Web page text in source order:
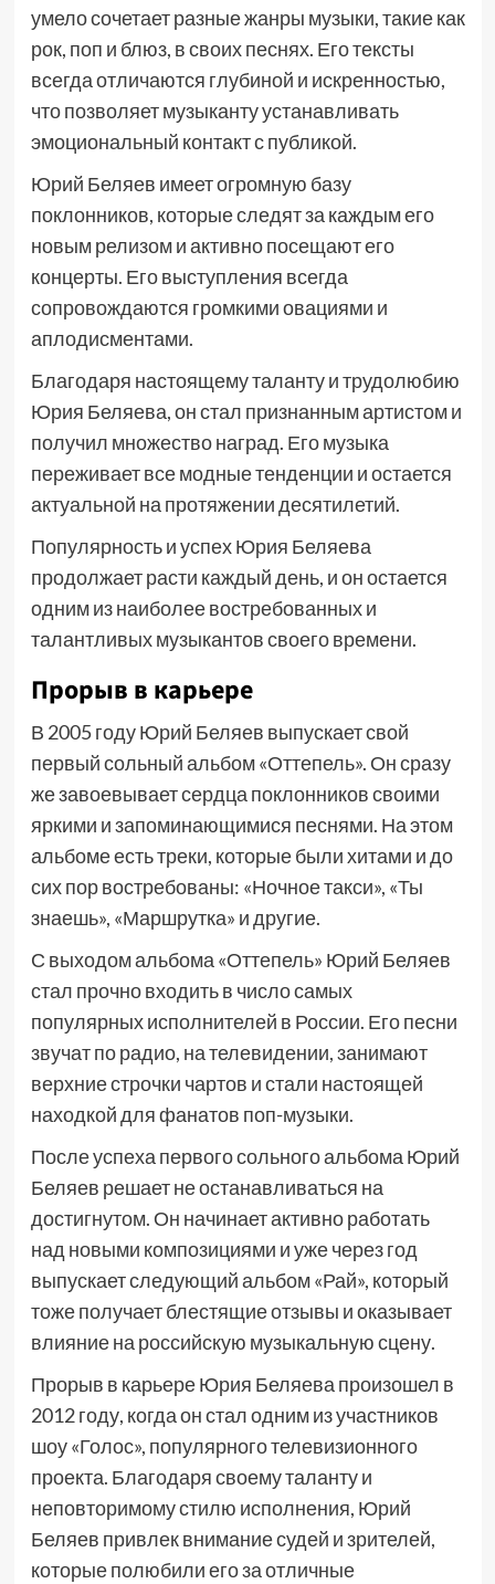
умело сочетает разные жанры музыки, такие как
рок, поп и блюз, в своих песнях. Его тексты
всегда отличаются глубиной и искренностью,
что позволяет музыканту устанавливать
эмоциональный контакт с публикой.
Юрий Беляев имеет огромную базу
поклонников, которые следят за каждым его
новым релизом и активно посещают его
концерты. Его выступления всегда
сопровождаются громкими овациями и
аплодисментами.
Благодаря настоящему таланту и трудолюбию
Юрия Беляева, он стал признанным артистом и
получил множество наград. Его музыка
переживает все модные тенденции и остается
актуальной на протяжении десятилетий.
Популярность и успех Юрия Беляева
продолжает расти каждый день, и он остается
одним из наиболее востребованных и
талантливых музыкантов своего времени.
Прорыв в карьере
В 2005 году Юрий Беляев выпускает свой
первый сольный альбом «Оттепель». Он сразу
же завоевывает сердца поклонников своими
яркими и запоминающимися песнями. На этом
альбоме есть треки, которые были хитами и до
сих пор востребованы: «Ночное такси», «Ты
знаешь», «Маршрутка» и другие.
С выходом альбома «Оттепель» Юрий Беляев
стал прочно входить в число самых
популярных исполнителей в России. Его песни
звучат по радио, на телевидении, занимают
верхние строчки чартов и стали настоящей
находкой для фанатов поп-музыки.
После успеха первого сольного альбома Юрий
Беляев решает не останавливаться на
достигнутом. Он начинает активно работать
над новыми композициями и уже через год
выпускает следующий альбом «Рай», который
тоже получает блестящие отзывы и оказывает
влияние на российскую музыкальную сцену.
Прорыв в карьере Юрия Беляева произошел в
2012 году, когда он стал одним из участников
шоу «Голос», популярного телевизионного
проекта. Благодаря своему таланту и
неповторимому стилю исполнения, Юрий
Беляев привлек внимание судей и зрителей,
которые полюбили его за отличные